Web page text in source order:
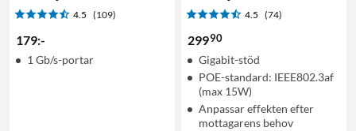
4.5 (109)
179:-
1 Gb/s-portar
4.5 (74)
29990
Gigabit-stöd
POE-standard: IEEE802.3af
(max 15W)
Anpassar effekten efter
mottagarens behov